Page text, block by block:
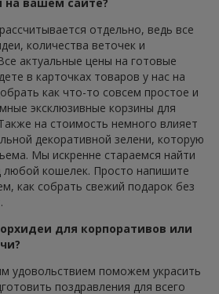
отдельно, ведь все
количества веточек и
актуальные цены на готовые
в карточках товаров у нас на
как что-то совсем простое и
эксклюзивные корзины для
на стоимость немного влияет
декоративной зелени, которую
Мы искренне стараемся найти
любой кошелек. Просто напишите
как собрать свежий подарок без
для корпоративов или
удовольствием поможем украсить
поздравления для всего